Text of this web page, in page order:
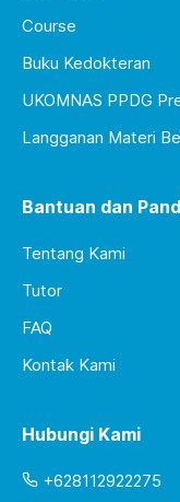
Course
Buku Kedokteran
UKOMNAS PPDG
Langganan Materi
Bantuan dan
Tentang Kami
Tutor
FAQ
Kontak Kami
Hubungi Kami
+628112922275